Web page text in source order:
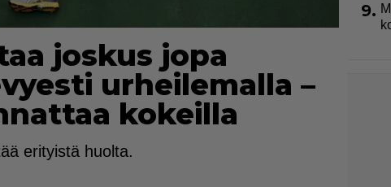
joskus jopa
urheilemalla –
kokeilla
erityistä huolta.
9.